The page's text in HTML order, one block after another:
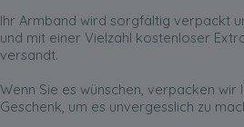
Ihr Armband wird sorgfältig verpackt
und mit einer Vielzahl kostenloser
versandt.
Wenn Sie es wünschen, verpacken wir
Geschenk, um es unvergesslich zu